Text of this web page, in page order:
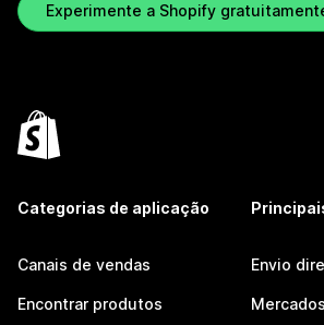
Experimente a Shopify
Categorias de aplicação
Canais de vendas
Encontrar produtos
Envio
Mercados